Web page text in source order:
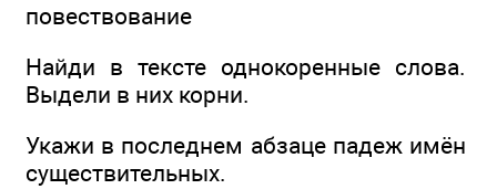
повествование
Найди в тексте однокоренные слова.
Выдели в них корни.
Укажи в последнем абзаце падеж имён
существительных.